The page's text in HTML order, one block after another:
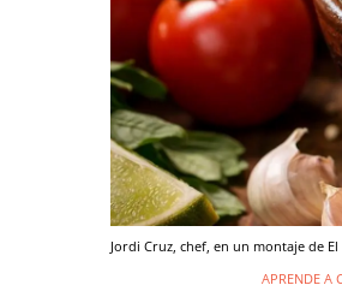
Jordi Cruz, chef, en un montaje de El
APRENDE A